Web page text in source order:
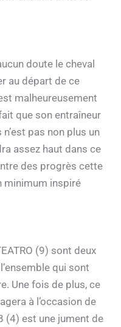
doute le cheval
au départ de ce
malheureusement
que son entraîneur
pas non plus un
assez haut dans ce
des progrès cette
minimum inspiré
(9) sont deux
qui sont
Une fois de plus, ce
à l’occasion de
(4) est une jument de